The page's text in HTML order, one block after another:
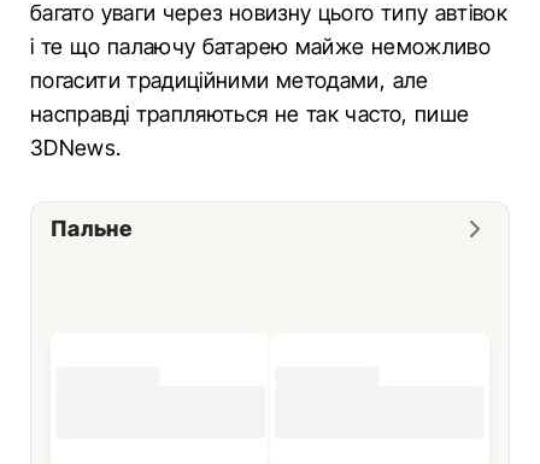
багато уваги через новизну цього типу автівок
і те що палаючу батарею майже неможливо
погасити традиційними методами, але
насправді трапляються не так часто, пише
3DNews.
Пальне